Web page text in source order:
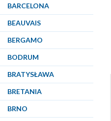
BARCELONA
BEAUVAIS
BERGAMO
BODRUM
BRATYSŁAWA
BRETANIA
BRNO